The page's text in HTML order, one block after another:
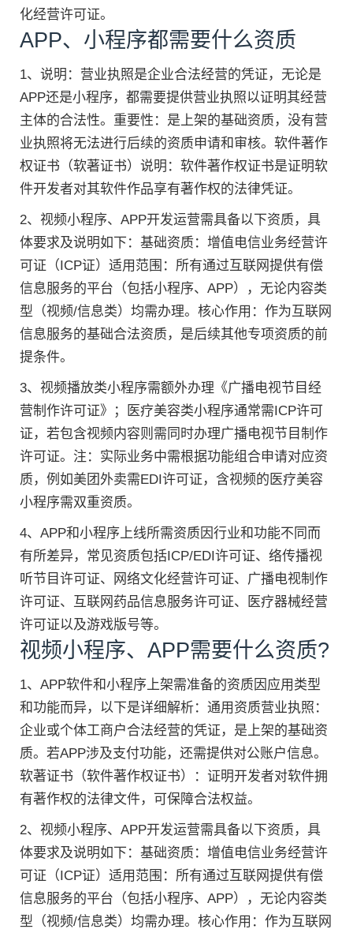
化经营许可证。
APP、小程序都需要什么资质
1、说明：营业执照是企业合法经营的凭证，无论是
APP还是小程序，都需要提供营业执照以证明其经营
主体的合法性。重要性：是上架的基础资质，没有营
业执照将无法进行后续的资质申请和审核。软件著作
权证书（软著证书）说明：软件著作权证书是证明软
件开发者对其软件作品享有著作权的法律凭证。
2、视频小程序、APP开发运营需具备以下资质，具
体要求及说明如下：基础资质：增值电信业务经营许
可证（ICP证）适用范围：所有通过互联网提供有偿
信息服务的平台（包括小程序、APP），无论内容类
型（视频/信息类）均需办理。核心作用：作为互联网
信息服务的基础合法资质，是后续其他专项资质的前
提条件。
3、视频播放类小程序需额外办理《广播电视节目经
营制作许可证》；医疗美容类小程序通常需ICP许可
证，若包含视频内容则需同时办理广播电视节目制作
许可证。注：实际业务中需根据功能组合申请对应资
质，例如美团外卖需EDI许可证，含视频的医疗美容
小程序需双重资质。
4、APP和小程序上线所需资质因行业和功能不同而
有所差异，常见资质包括ICP/EDI许可证、络传播视
听节目许可证、网络文化经营许可证、广播电视制作
许可证、互联网药品信息服务许可证、医疗器械经营
许可证以及游戏版号等。
视频小程序、APP需要什么资质?
1、APP软件和小程序上架需准备的资质因应用类型
和功能而异，以下是详细解析：通用资质营业执照：
企业或个体工商户合法经营的凭证，是上架的基础资
质。若APP涉及支付功能，还需提供对公账户信息。
软著证书（软件著作权证书）：证明开发者对软件拥
有著作权的法律文件，可保障合法权益。
2、视频小程序、APP开发运营需具备以下资质，具
体要求及说明如下：基础资质：增值电信业务经营许
可证（ICP证）适用范围：所有通过互联网提供有偿
信息服务的平台（包括小程序、APP），无论内容类
型（视频/信息类）均需办理。核心作用：作为互联网